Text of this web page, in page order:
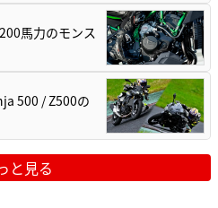
馬力のモンス
500 / Z500の
と見る